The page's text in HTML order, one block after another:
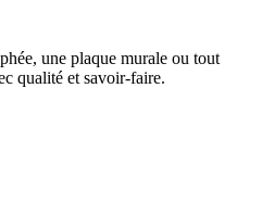
une plaque murale ou tout
qualité et savoir-faire.